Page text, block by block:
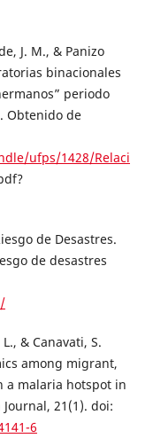
J. M., & Panizo
binacionales
periodo
Obtenido de
ufps/1428/Relaci
de Desastres.
de desastres
& Canavati, S.
among migrant,
a malaria hotspot in
21(1). doi:
6